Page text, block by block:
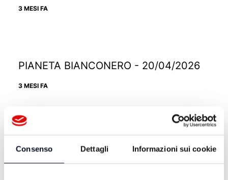
Consenso Dettagli Informazioni sui cookie
3 MESI FA
PIANETA BIANCONERO - 20/04/2026
3 MESI FA
3 MESI FA